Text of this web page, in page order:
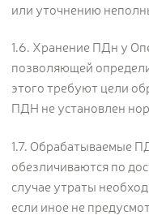
или уточнению
1.6. Хранение ПДн у
позволяющей
этого требуют цели
ПДН не установлен
1.7. Обрабатываемые
обезличиваются по
случае утраты
если иное не